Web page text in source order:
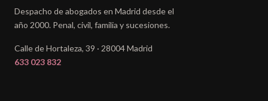
Despacho de abogados en Madrid desde el
año 2000. Penal, civil, familia y sucesiones.
Calle de Hortaleza, 39 · 28004 Madrid
633 023 832